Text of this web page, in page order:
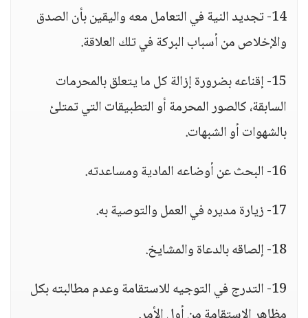
14- تجديد النية في التعامل معه واليقين بأن الصدق
والإخلاص من أسباب البركة في تلك العلاقة.
15- إقناعه بضرورة إزالة كل ما يتعلق بالمحرمات
السابقة، كالصور المحرمة أو التطبيقات التي تمتلئ
بالشهوات أو الشبهات.
16- البحث عن أوضاعه المادية ومساعدته.
17- زيارة مديره في العمل والتوصية به.
18- إلصاقه بالدعاة والمشايخ.
19- التدرج في التوجيه للاستقامة وعدم مطالبته بكل